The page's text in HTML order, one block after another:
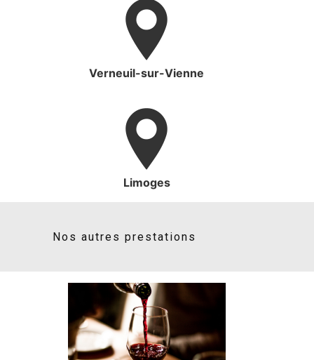
Verneuil-sur-Vienne
Limoges
Nos autres prestations